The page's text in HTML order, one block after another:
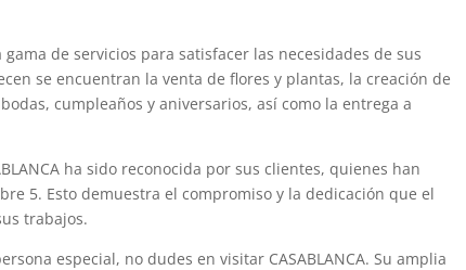
de servicios para satisfacer las necesidades de sus
se encuentran la venta de flores y plantas, la creación de
cumpleaños y aniversarios, así como la entrega a
ha sido reconocida por sus clientes, quienes han
5. Esto demuestra el compromiso y la dedicación que el
trabajos.
especial, no dudes en visitar CASABLANCA. Su amplia